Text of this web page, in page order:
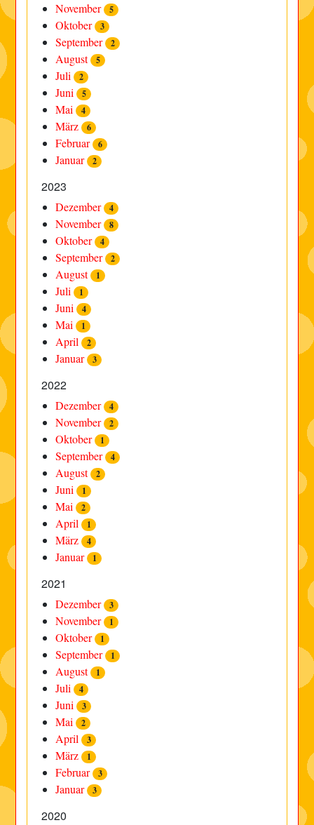
November 5
Oktober 3
September 2
August 5
Juli 2
Juni 5
Mai 4
März 6
Februar 6
Januar 2
2023
Dezember 4
November 8
Oktober 4
September 2
August 1
Juli 1
Juni 4
Mai 1
April 2
Januar 3
2022
Dezember 4
November 2
Oktober 1
September 4
August 2
Juni 1
Mai 2
April 1
März 4
Januar 1
2021
Dezember 3
November 1
Oktober 1
September 1
August 1
Juli 4
Juni 3
Mai 2
April 3
März 1
Februar 3
Januar 3
2020